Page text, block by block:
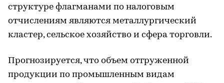
структуре флагманами по налоговым
отчислениям являются металлургический
кластер, сельское хозяйство и сфера торговли.
Прогнозируется, что объем отгруженной
продукции по промышленным видам